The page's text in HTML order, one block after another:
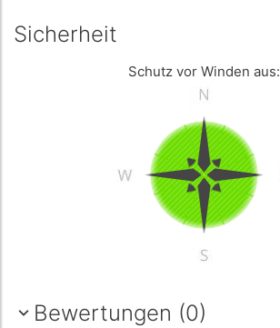
Sicherheit
Schutz vor Winden aus:
Bewertungen (0)